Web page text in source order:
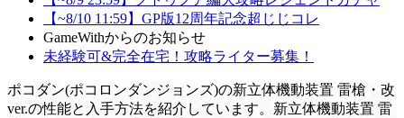
【~8/10 11:59】GP版12周年記念超じじコレ
GameWithからのお知らせ
未経験可&完全在宅！攻略ライター募集！
ポコダン(ポコロンダンジョンズ)の新立体機動装置 雷槍・改
ver.の性能と入手方法を紹介しています。新立体機動装置 雷